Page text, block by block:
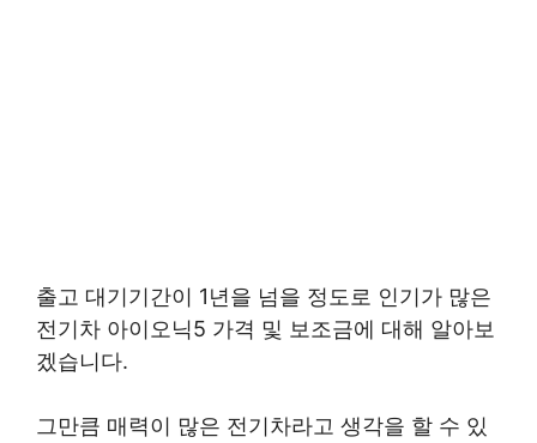
출고 대기기간이 1년을 넘을 정도로 인기가 많은
전기차 아이오닉5 가격 및 보조금에 대해 알아보
겠습니다.
그만큼 매력이 많은 전기차라고 생각을 할 수 있